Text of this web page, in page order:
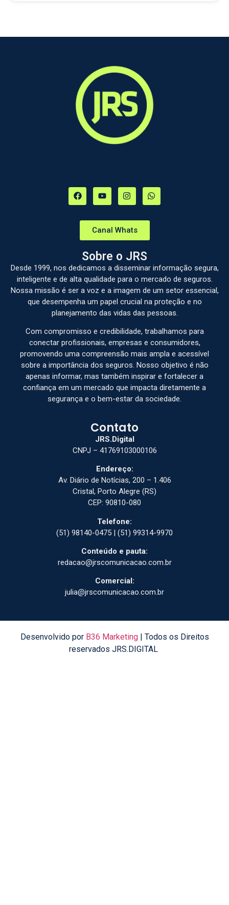
Canal Whats
Sobre o JRS
Desde 1999, nos dedicamos a disseminar informação segura,
inteligente e de alta qualidade para o mercado de seguros.
Nossa missão é ser a voz e a imagem de um setor essencial,
que desempenha um papel crucial na proteção e no
planejamento das vidas das pessoas.
Com compromisso e credibilidade, trabalhamos para
conectar profissionais, empresas e consumidores,
promovendo uma compreensão mais ampla e acessível
sobre a importância dos seguros. Nosso objetivo é não
apenas informar, mas também inspirar e fortalecer a
confiança em um mercado que impacta diretamente a
segurança e o bem-estar da sociedade.
Contato
JRS.Digital
CNPJ – 41769103000106
Endereço:
Av. Diário de Notícias, 200 – 1.406
Cristal, Porto Alegre (RS)
CEP: 90810-080
Telefone:
(51) 98140-0475 | (51) 99314-9970
Conteúdo e pauta:
redacao@jrscomunicacao.com.br
Comercial:
julia@jrscomunicacao.com.br
Desenvolvido por B36 Marketing| Todos os Direitos
reservados JRS.DIGITAL